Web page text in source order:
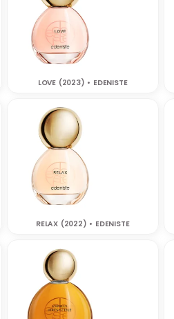
LOVE (2023) • EDENISTE
RELAX (2022) • EDENISTE